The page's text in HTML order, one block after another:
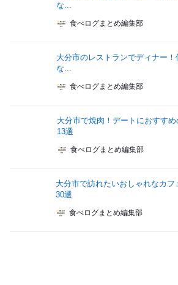
な...
食べログまとめ編集部
大分市のレストランでディナー
な...
食べログまとめ編集部
大分市で焼肉！デートにおすす
13選
食べログまとめ編集部
大分市で訪れたいおしゃれなカ
30選
食べログまとめ編集部